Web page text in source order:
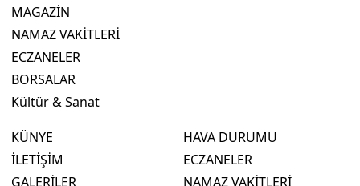
MAGAZİN
NAMAZ VAKİTLERİ
ECZANELER
BORSALAR
Kültür & Sanat
KÜNYE
İLETİŞİM
GALERİLER
HAVA DURUMU
ECZANELER
NAMAZ VAKİTLERİ